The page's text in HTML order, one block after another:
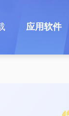
应用软件